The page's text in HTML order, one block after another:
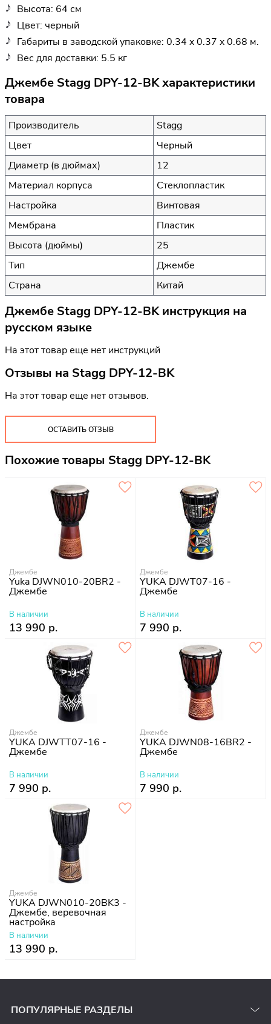
Высота: 64 см
Цвет: черный
Габариты в заводской упаковке: 0.34 x 0.37 x 0.68 м.
Вес для доставки: 5.5 кг
Джембе Stagg DPY-12-BK характеристики
товара
Производитель
Stagg
Цвет
Черный
Диаметр (в дюймах)
12
Материал корпуса
Стеклопластик
Настройка
Винтовая
Мембрана
Пластик
Высота (дюймы)
25
Тип
Джембе
Страна
Китай
Джембе Stagg DPY-12-BK инструкция на
русском языке
На этот товар еще нет инструкций
Отзывы на Stagg DPY-12-BK
На этот товар еще нет отзывов.
ОСТАВИТЬ ОТЗЫВ
Похожие товары Stagg DPY-12-BK
Джембе
Yuka DJWN010-20BR2 -
Джембе
В наличии
13 990 р.
Джембе
YUKA DJWT07-16 -
Джембе
В наличии
7 990 р.
Джембе
YUKA DJWTT07-16 -
Джембе
В наличии
7 990 р.
Джембе
YUKA DJWN08-16BR2 -
Джембе
В наличии
7 990 р.
Джембе
YUKA DJWN010-20BK3 -
Джембе, веревочная
настройка
В наличии
13 990 р.
ПОПУЛЯРНЫЕ РАЗДЕЛЫ